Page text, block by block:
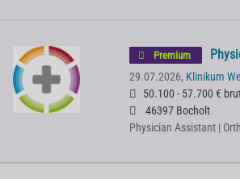
Premium
29.07.2026, Klinikum
50.100 - 57.700 €
46397 Bocholt
Physician Assistant |